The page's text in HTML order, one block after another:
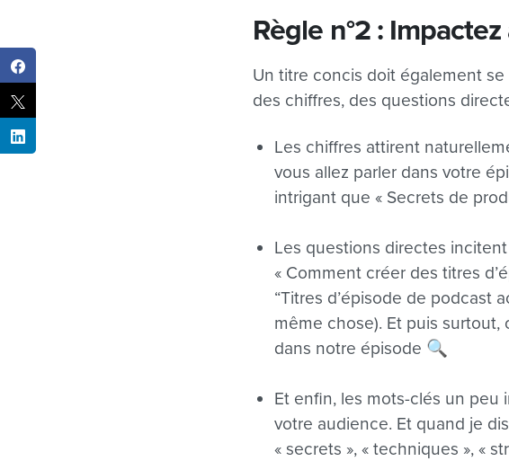
Règle n°2 :
Un titre concis doit également se
des chiffres, des questions
Les chiffres attirent
vous allez parler dans votre
intrigant que « Secrets de
Les questions directes
« Comment créer des titres
“Titres d’épisode de podcast
même chose). Et puis surtout,
dans notre épisode 🔍
Et enfin, les mots-clés un peu
votre audience. Et quand je
« secrets », « techniques », «